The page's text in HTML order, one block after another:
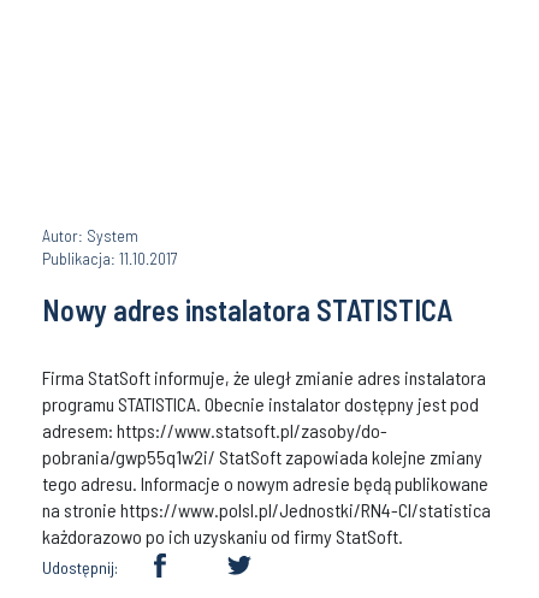
Autor: System
Publikacja: 11.10.2017
Nowy adres instalatora STATISTICA
Firma StatSoft informuje, że uległ zmianie adres instalatora
programu STATISTICA. Obecnie instalator dostępny jest pod
adresem: https://www.statsoft.pl/zasoby/do-
pobrania/gwp55q1w2i/ StatSoft zapowiada kolejne zmiany
tego adresu. Informacje o nowym adresie będą publikowane
na stronie https://www.polsl.pl/Jednostki/RN4-CI/statistica
każdorazowo po ich uzyskaniu od firmy StatSoft.
Udostępnij: